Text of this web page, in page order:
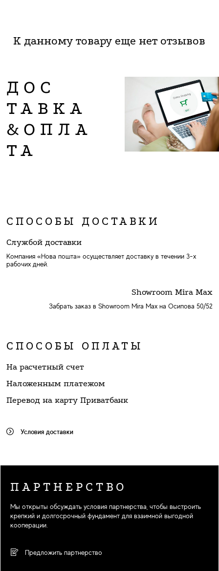
К данному товару еще нет отзывов
ДОС
ТАВКА
&ОПЛА
ТА
СПОСОБЫ ДОСТАВКИ
Службой доставки
Компания «Нова пошта» осуществляет доставку в течении 3-х
рабочих дней.
Showroom Mira Max
Забрать заказ в Showroom Mira Max на Осипова 50/52
СПОСОБЫ ОПЛАТЫ
На расчетный счет
Наложенным платежом
Перевод на карту Приватбанк
Условия доставки
ПАРТНЕРСТВО
Мы открыты обсуждать условия партнерства, чтобы выстроить
крепкий и долгосрочный фундамент для взаимной выгодной
кооперации.
Предложить партнерство